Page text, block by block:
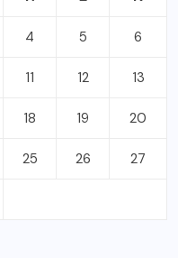
4 5 6
11 12 13
18 19 20
25 26 27